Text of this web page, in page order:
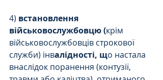
4) встановлення
військовослужбовцю (крім
військовослужбовців строкової
служби) інвалідності, що настала
внаслідок поранення (контузії,